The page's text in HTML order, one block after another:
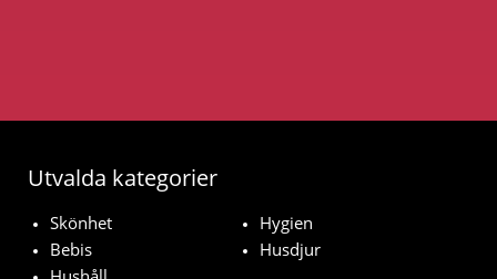
Utvalda kategorier
Skönhet
Hygien
Bebis
Husdjur